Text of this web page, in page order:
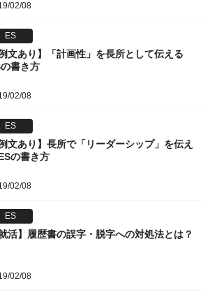
02/08
ES
例文あり】「計画性」を長所として伝える
書き方
02/08
ES
例文あり】長所で「リーダーシップ」を伝え
の書き方
02/08
ES
就活】履歴書の誤字・脱字への対処法とは？
02/08